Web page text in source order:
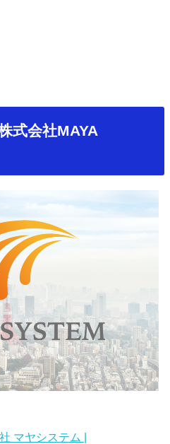
式会社MAYA
マヤシステム |